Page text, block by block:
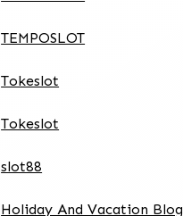
TEMPOSLOT
Tokeslot
Tokeslot
slot88
Holiday And Vacation Blog